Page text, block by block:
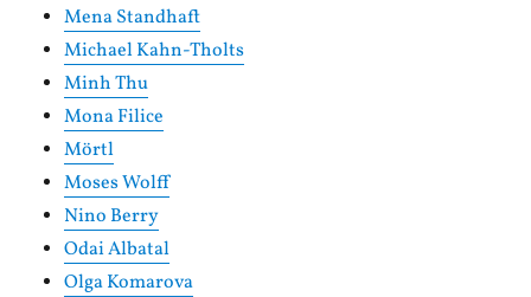
Mena Standhaft
Michael Kahn-Tholts
Minh Thu
Mona Filice
Mörtl
Moses Wolff
Nino Berry
Odai Albatal
Olga Komarova